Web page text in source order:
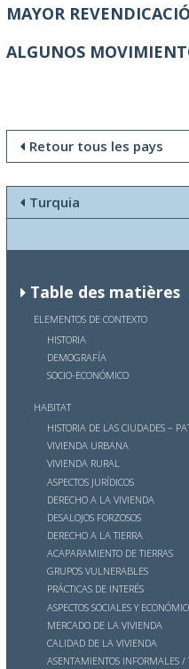
MAYOR
ALGUNOS
Retour tous les pays
Turquia
Table des matières
ELEMENTOS DE CONTEXTO
HISTORIA
DEMOGRAFÍA
SOCIO-ECONÓMICO
HABITAT
HISTORIA DE LAS CIUDADES –
VIVIENDA URBANA
VIVIENDA RURAL
ASPECTOS JURÍDICOS
DERECHO A LA VIVIENDA
DESALOJOS FORZOSOS
DERECHO A LA TIERRA
ACAPARAMIENTO DE TIERRAS
GRUPOS VULNERABLES
PRÁCTICAS DE INTERÉS
ASPECTOS SOCIALES Y
MERCADO DE LA VIVIENDA
CALIDAD DE LA VIVIENDA
ASENTAMIENTOS INFORMALES /